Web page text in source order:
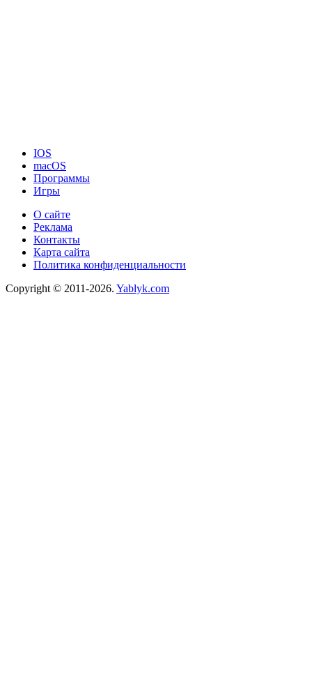
IOS
macOS
Программы
Игры
О сайте
Реклама
Контакты
Карта сайта
Политика конфиденциальности
Copyright © 2011-2026. Yablyk.сom